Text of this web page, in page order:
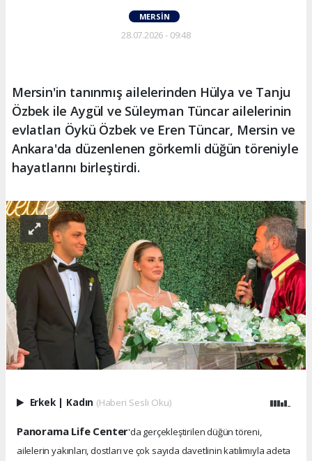
MERSIN
28.07.2026 - 09:48
Mersin'in tanınmış ailelerinden Hülya ve Tanju
Özbek ile Aygül ve Süleyman Tüncar ailelerinin
evlatları Öykü Özbek ve Eren Tüncar, Mersin ve
Ankara'da düzenlenen görkemli düğün töreniyle
hayatlarını birleştirdi.
Erkek | Kadın (Haberi Sesli Oku)
Panorama Life Center'da gerçekleştirilen düğün töreni,
ailelerin yakınları, dostları ve çok sayıda davetlinin katılımıyla adeta